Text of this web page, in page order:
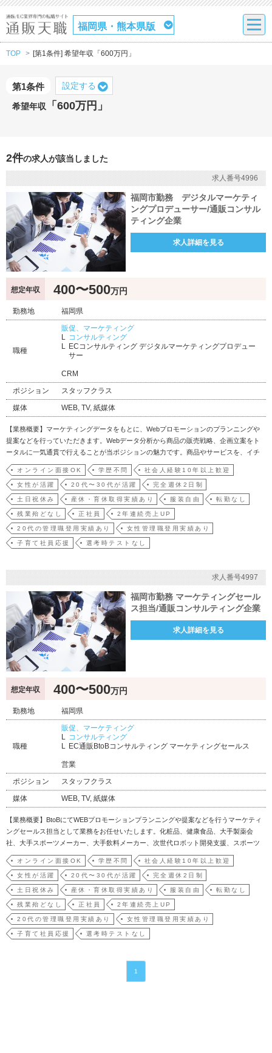
福岡県・熊本県版
TOP [第1条件] 希望年収「600万円」
第1条件
希望年収 「600万円」
設定する
2件の求人が該当しました
求人番号4996
福岡市勤務 デジタルマーケティ
ングプロデューサー/通販コンサル
ティング企業
求人詳細を見る
想定年収 400〜500万円
勤務地 福岡県
職種
販促、マーケティング
コンサルティング
ECコンサルティング デジタルマーケティングプロデュー
サー
CRM
ポジション
スタッフクラス
媒体
WEB, TV, 紙媒体
【業務概要】マーケティングデータをもとに、Webプロモーションのプランニングや
提案などを行っていただきます。Webデータ分析から商品の販売戦略、企画立案をト
ータルに一気通貫で行えることが当ポジションの魅力です。商品やサービスを、イチ
から育てていくことが可能で、化粧品、健康食品、大手製薬会社、大手スポーツメー
カー、大手飲料メーカー、次世代ロボット開発支援、スポーツジム、住宅メーカー、
ペットサプリ等、…
オンライン面接OK 学歴不問 社会人経験10年以上歓迎
女性が活躍 20代〜30代が活躍 完全週休2日制
土日祝休み 産休・育休取得実績あり 服装自由 転勤なし
残業殆どなし 正社員 2年連続売上UP
20代の管理職登用実績あり 女性管理職登用実績あり
子育て社員応援 選考時テストなし
求人番号4997
福岡市勤務 マーケティングセール
ス担当/通販コンサルティング企業
求人詳細を見る
想定年収 400〜500万円
勤務地 福岡県
職種
販促、マーケティング
コンサルティング
EC通販BtoBコンサルティング マーケティングセールス
営業
ポジション
スタッフクラス
媒体
WEB, TV, 紙媒体
【業務概要】BtoBにてWEBプロモーションプランニングや提案などを行うマーケティ
ングセールス担当として業務をお任せいたします。化粧品、健康食品、大手製薬会
社、大手スポーツメーカー、大手飲料メーカー、次世代ロボット開発支援、スポーツ
ジム、住宅メーカー、ペットサプリ等、さまざまな商品のWEBプロモーションを担当
いただきます。商品のブランディングから、データ分析をもとにした販売戦略やWEB
プロモーショ…
オンライン面接OK 学歴不問 社会人経験10年以上歓迎
女性が活躍 20代〜30代が活躍 完全週休2日制
土日祝休み 産休・育休取得実績あり 服装自由 転勤なし
残業殆どなし 正社員 2年連続売上UP
20代の管理職登用実績あり 女性管理職登用実績あり
子育て社員応援 選考時テストなし
1